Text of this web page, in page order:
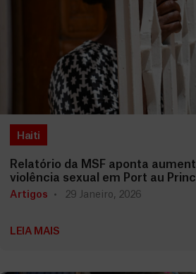
Haiti
Relatório da MSF aponta
violência sexual em Port au
Artigos 29 Janeiro, 2026
LEIA MAIS